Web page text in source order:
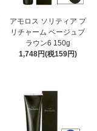
アモロス ソリティア プ
リチャーム ベージュブ
ラウン6 150g
1,748円(税159円)